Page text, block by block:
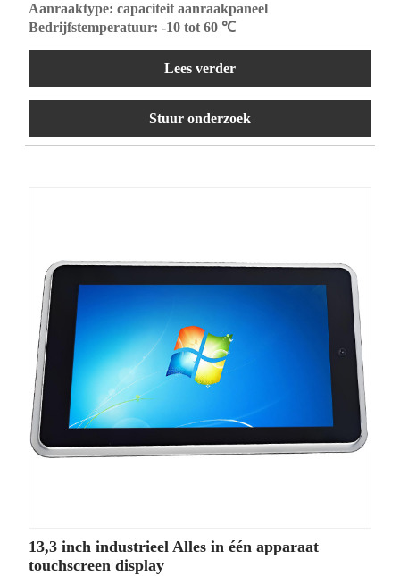
Aanraaktype: capaciteit aanraakpaneel
Bedrijfstemperatuur: -10 tot 60 ℃
Lees verder
Stuur onderzoek
13,3 inch industrieel Alles in één apparaat
touchscreen display